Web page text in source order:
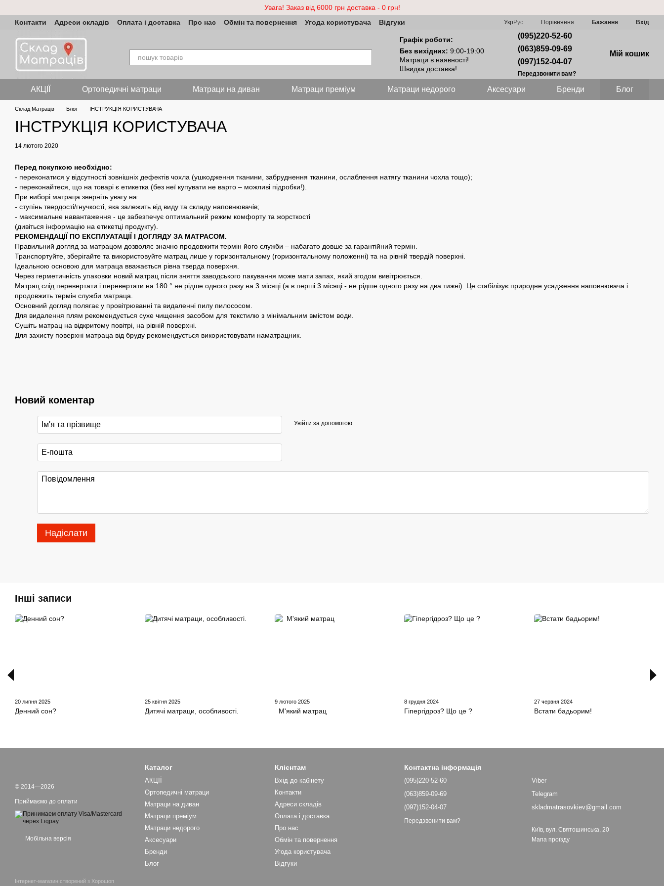
Увага! Заказ від 6000 грн доставка - 0 грн!
Контакти
Адреси складів Оплата і доставка Про нас Обмін та повернення Угода користувача Відгуки УкрРус Порівняння Бажання Вхід
Графік роботи:
Без вихідних: 9:00-19:00
Матраци в наявності!
Швидка доставка!
(095)220-52-60
(063)859-09-69
(097)152-04-07
Передзвонити вам?
Мій кошик
АКЦІЇ Ортопедичні матраци Матраци на диван Матраци преміум Матраци недорого Аксесуари Бренди Блог
Склад Матраців Блог ІНСТРУКЦІЯ КОРИСТУВАЧА
ІНСТРУКЦІЯ КОРИСТУВАЧА
14 лютого 2020
Перед покупкою необхідно:
- переконатися у відсутності зовнішніх дефектів чохла (ушкодження тканини, забруднення тканини, ослаблення натягу тканини чохла тощо);
- переконайтеся, що на товарі є етикетка (без неї купувати не варто – можливі підробки!).
При виборі матраца зверніть увагу на:
- ступінь твердості/гнучкості, яка залежить від виду та складу наповнювачів;
- максимальне навантаження - це забезпечує оптимальний режим комфорту та жорсткості
(дивіться інформацію на етикетці продукту).
РЕКОМЕНДАЦІЇ ПО ЕКСПЛУАТАЦІЇ І ДОГЛЯДУ ЗА МАТРАСОМ.
Правильний догляд за матрацом дозволяє значно продовжити термін його служби – набагато довше за гарантійний термін.
Транспортуйте, зберігайте та використовуйте матрац лише у горизонтальному (горизонтальному положенні) та на рівній твердій поверхні.
Ідеальною основою для матраца вважається рівна тверда поверхня.
Через герметичність упаковки новий матрац після зняття заводського пакування може мати запах, який згодом вивітрюється.
Матрац слід перевертати і перевертати на 180 ° не рідше одного разу на 3 місяці (а в перші 3 місяці - не рідше одного разу на два тижні). Це стабілізує природне усадження наповнювача і
продовжить термін служби матраца.
Основний догляд полягає у провітрюванні та видаленні пилу пилососом.
Для видалення плям рекомендується сухе чищення засобом для текстилю з мінімальним вмістом води.
Сушіть матрац на відкритому повітрі, на рівній поверхні.
Для захисту поверхні матраца від бруду рекомендується використовувати наматрацник.
Новий коментар
Увійти за допомогою
Надіслати
Інші записи
20 липня 2025
Денний сон?
25 квітня 2025
Дитячі матраци, особливості.
9 лютого 2025
М'який матрац
8 грудня 2024
Гіпергідроз? Що це ?
27 червня 2024
Встати бадьорим!
© 2014—2026
Приймаємо до оплати
Мобільна версія
Інтернет-магазин створений з Хорошоп
Каталог
АКЦІЇ
Ортопедичні матраци
Матраци на диван
Матраци преміум
Матраци недорого
Аксесуари
Бренди
Блог
Клієнтам
Вхід до кабінету
Контакти
Адреси складів
Оплата і доставка
Про нас
Обмін та повернення
Угода користувача
Відгуки
Контактна інформація
(095)220-52-60
(063)859-09-69
(097)152-04-07
Передзвонити вам?
Viber
Telegram
skladmatrasovkiev@gmail.com
Київ, вул. Святошинська, 20
Мапа проїзду